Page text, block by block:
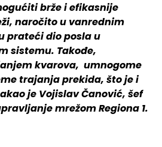
brže i efikasnije
naročito u vanrednim
prateći dio posla u
sistemu. Takođe,
kvarova, umnogome
trajanja prekida, što je i
je Vojislav Čanović, šef
mrežom Regiona 1.